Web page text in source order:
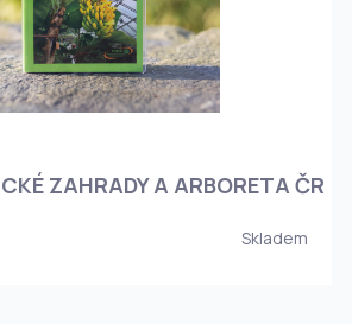
ZAHRADY A ARBORETA ČR
Skladem